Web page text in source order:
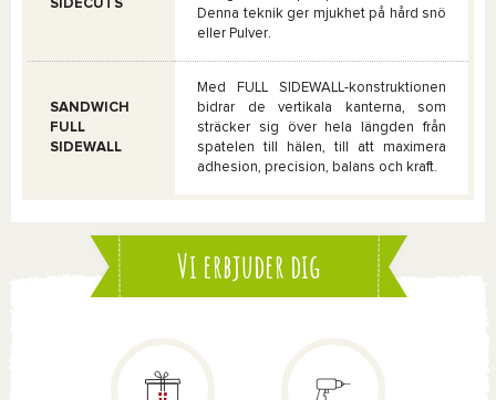
SIDECUTS
Denna teknik ger mjukhet på hård snö
eller Pulver.
SANDWICH
FULL
SIDEWALL
Med FULL SIDEWALL-konstruktionen
bidrar de vertikala kanterna, som
sträcker sig över hela längden från
spatelen till hälen, till att maximera
adhesion, precision, balans och kraft.
Vi erbjuder dig